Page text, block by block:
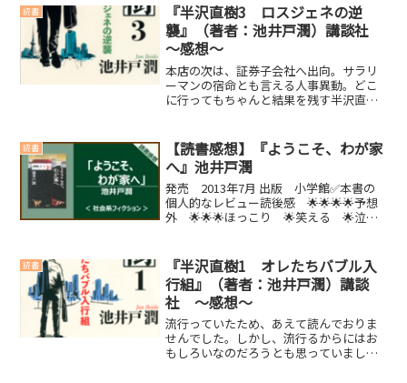
読書
『半沢直樹3 ロスジェネの逆
襲』（著者：池井戸潤）講談社
～感想～
本店の次は、証券子会社へ出向。サラリ
ーマンの宿命とも言える人事異動。どこ
に行ってもちゃんと結果を残す半沢直樹
かし、出る杭は完膚なきまでに打たれる
かのごとく、すぐさま子会...
読書
【読書感想】『ようこそ、わが家
へ』池井戸潤
発売 2013年7月 出版 小学館✅本書の
個人的なレビュー読後感 🌟🌟🌟🌟予想
外 🌟🌟🌟ほっこり 🌟笑える 🌟泣け
読みたい人(function(b,c,f,g,a,d,...
読書
『半沢直樹1 オレたちバブル入
行組』（著者：池井戸潤）講談
社 ～感想～
流行っていたため、あえて読んでおりま
せんでした。しかし、流行るからにはお
もしろいなのだろうとも思っていまし